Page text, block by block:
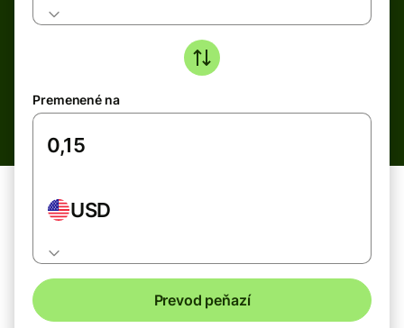
Premenené na
USD
Prevod peňazí